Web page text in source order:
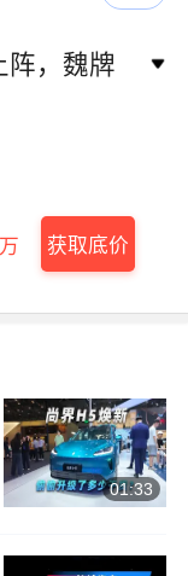
阵，魏牌
获取底价
01:33